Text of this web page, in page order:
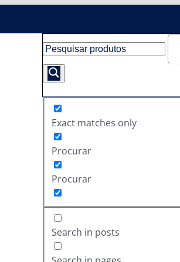
Exact matches only
Procurar
Procurar
Search in posts